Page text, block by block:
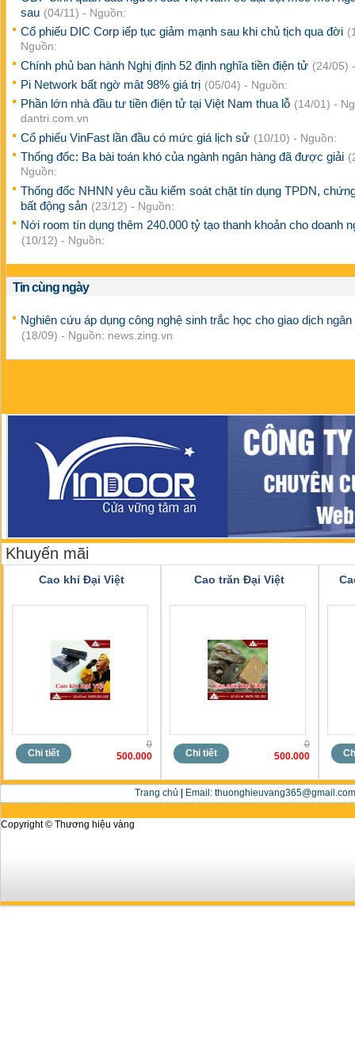
sau (04/11) - Nguồn:
Cổ phiếu DIC Corp iếp tục giảm mạnh sau khi chủ tịch qua đời
Nguồn:
Chính phủ ban hành Nghị định 52 định nghĩa tiền điện tử (24/05)
Pi Network bất ngờ mât 98% giá trị (05/04) - Nguồn:
Phần lớn nhà đầu tư tiền điện tử tại Việt Nam thua lỗ (14/01) -
dantri.com.vn
Cổ phiếu VinFast lần đầu có mức giá lịch sử (10/10) - Nguồn:
Thống đốc: Ba bài toán khó của ngành ngân hàng đã được giải
Nguồn:
Thống đốc NHNN yêu cầu kiểm soát chặt tín dụng TPDN,
bất động sản (23/12) - Nguồn:
Nới room tín dụng thêm 240.000 tỷ tạo thanh khoản cho doanh
(10/12) - Nguồn:
Tin cùng ngày
Nghiên cứu áp dụng công nghệ sinh trắc học cho giao dịch ngân
(18/09) - Nguồn: news.zing.vn
Khuyến mãi
Cao khỉ Đại Việt
Chi tiết
0
500.000
Cao trăn Đại Việt
Chi tiết
0
500.000
Trang chủ Email:
Copyright © Thương hiệu vàng